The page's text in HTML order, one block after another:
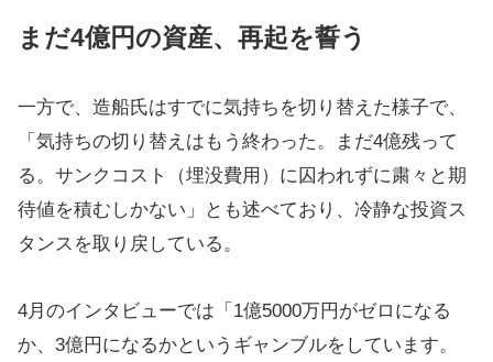
まだ4億円の資産、再起を誓う
一方で、造船氏はすでに気持ちを切り替えた様子で、
「気持ちの切り替えはもう終わった。まだ4億残って
る。サンクコスト（埋没費用）に囚われずに粛々と期
待値を積むしかない」とも述べており、冷静な投資ス
タンスを取り戻している。
4月のインタビューでは「1億5000万円がゼロになる
か、3億円になるかというギャンブルをしています。